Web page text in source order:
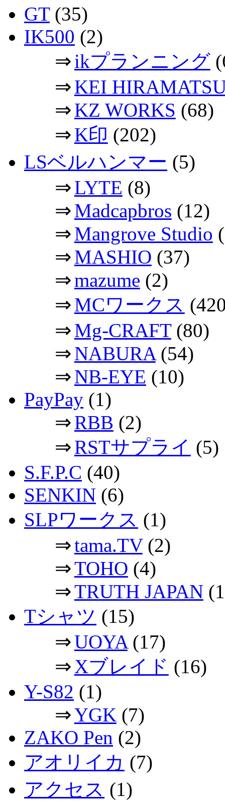
GT(35)
IK500 (2)
⇒ikプランニング
⇒KEI
⇒KZ WORKS (68)
⇒K印 (202)
LSベルハンマー (5)
⇒LYTE (8)
⇒Madcapbros (12)
⇒Mangrove Studio
⇒MASHIO (37)
⇒mazume (2)
⇒MCワークス
⇒Mg-CRAFT(80)
⇒NABURA(54)
⇒NB-EYE (10)
PayPay (1)
⇒RBB (2)
⇒RSTサプライ (5)
S.F.P.C (40)
SENKIN (6)
SLPワークス (1)
⇒tama.TV(2)
⇒TOHO (4)
⇒TRUTH JAPAN
Tシャツ (15)
⇒UOYA(17)
⇒Xブレイド (16)
Y-S82 (1)
⇒YGK (7)
ZAKO Pen (2)
アオリイカ (7)
アクセス (1)